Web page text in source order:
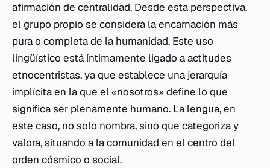
afirmación de centralidad. Desde esta perspectiva,
el grupo propio se considera la encarnación más
pura o completa de la humanidad. Este uso
lingüístico está íntimamente ligado a actitudes
etnocentristas, ya que establece una jerarquía
implícita en la que el «nosotros» define lo que
significa ser plenamente humano. La lengua, en
este caso, no solo nombra, sino que categoriza y
valora, situando a la comunidad en el centro del
orden cósmico o social.